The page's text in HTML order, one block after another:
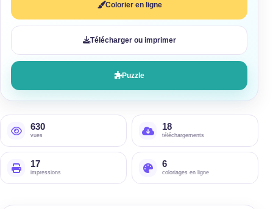
Colorier en ligne
Télécharger ou imprimer
Puzzle
630
vues
18
téléchargements
17
impressions
6
coloriages en ligne